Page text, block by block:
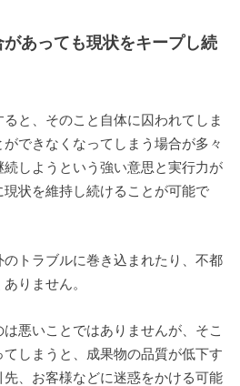
あっても現状をキープし続
と、そのこと自体に囚われてしま
できなくなってしまう場合が多々
しようという強い意思と実行力が
状を維持し続けることが可能で
トラブルに巻き込まれたり、不都
りません。
悪いことではありませんが、そこ
しまうと、成果物の品質が低下す
、お客様などに迷惑をかける可能